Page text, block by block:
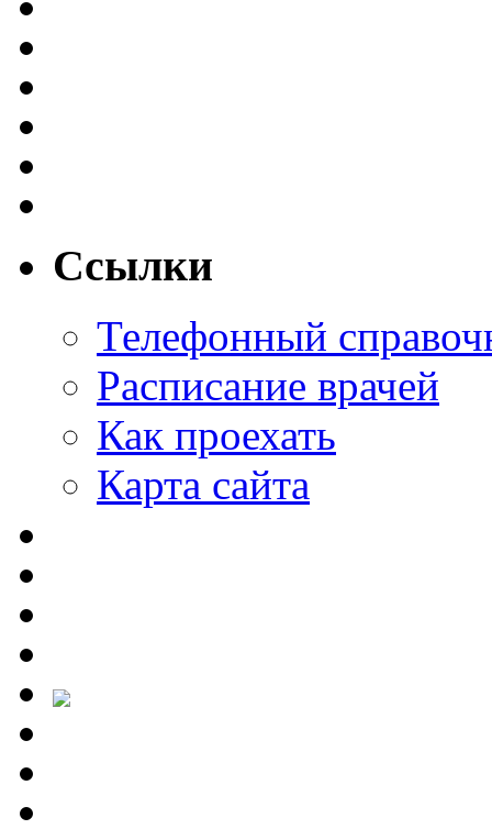
Ссылки
Телефонный
Расписание врачей
Как проехать
Карта сайта